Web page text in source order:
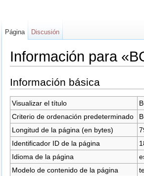
Información para
Información básica
Visualizar el título
Criterio de ordenación predeterminado
Longitud de la página (en bytes)
Identificador ID de la página
Idioma de la página
Modelo de contenido de la página
Página Discusión